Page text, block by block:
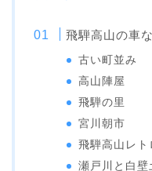
飛騨高山の車
古い町並み
高山陣屋
飛騨の里
宮川朝市
飛騨高山レト
瀬戸川と白壁